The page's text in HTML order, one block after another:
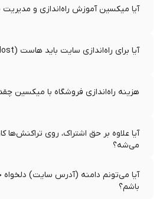
آیا میکسین آموزش راه‌اندازی و مدیریت
آیا برای راه‌اندازی سایت باید هاست (Host) جداگانه بخرم؟
هزینه راه‌اندازی فروشگاه با میکسین
آیا علاوه بر حق اشتراک، روی تراکنش‌ها
می‌شه؟
آیا می‌تونم دامنه (آدرس سایت) دلخواه
باشم؟